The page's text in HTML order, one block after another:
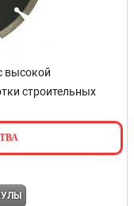
высокой
строительных